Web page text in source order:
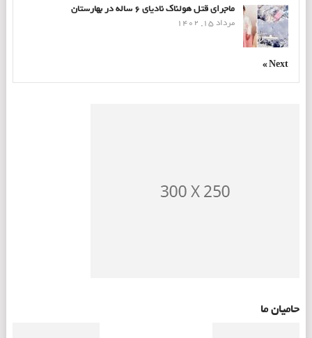
ماجرای قتل هولناک نادیای ۶ ساله در بهارستان
مرداد 15, 1402
Next »
حامیان ما